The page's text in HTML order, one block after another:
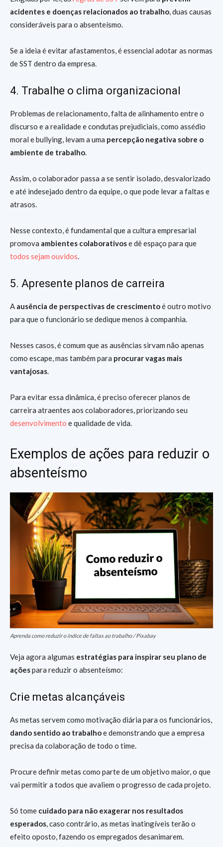
acidentes e doenças relacionados ao trabalho, duas causas
consideráveis para o absenteísmo.
Se a ideia é evitar afastamentos, é essencial adotar as normas
de SST dentro da empresa.
4. Trabalhe o clima organizacional
Problemas de relacionamento, falta de alinhamento entre o
discurso e a realidade e condutas prejudiciais, como assédio
moral e bullying, levam a uma percepção negativa sobre o
ambiente de trabalho.
Assim, o colaborador passa a se sentir isolado, desvalorizado
e até indesejado dentro da equipe, o que pode levar a faltas e
atrasos.
Nesse contexto, é fundamental que a cultura empresarial
promova ambientes colaborativose dê espaço para que
todos sejam ouvidos.
5. Apresente planos de carreira
A ausência de perspectivas de crescimentoé outro motivo
para que o funcionário se dedique menos à companhia.
Nesses casos, é comum que as ausências sirvam não apenas
como escape, mas também para procurar vagas mais
vantajosas.
Para evitar essa dinâmica, é preciso oferecer planos de
carreira atraentes aos colaboradores, priorizando seu
desenvolvimento e qualidade de vida.
Exemplos de ações para reduzir o
absenteísmo
Aprenda como reduzir o índice de faltas ao trabalho / Pixabay
Veja agora algumas estratégias para inspirar seu plano de
açõespara reduzir o absenteísmo:
Crie metas alcançáveis
As metas servem como motivação diária para os funcionários,
dando sentido ao trabalhoe demonstrando que a empresa
precisa da colaboração de todo o time.
Procure definir metas como parte de um objetivo maior, o que
vai permitir a todos que avaliem o progresso de cada projeto.
Só tome cuidado para não exagerar nos resultados
esperados, caso contrário, as metas inatingíveis terão o
efeito oposto, fazendo os empregados desanimarem.